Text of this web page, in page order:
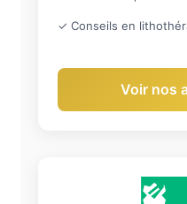
✓ Conseils en
Voir nos